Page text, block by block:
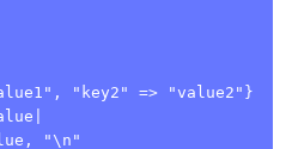
"key2" => "value2"}
"\n"